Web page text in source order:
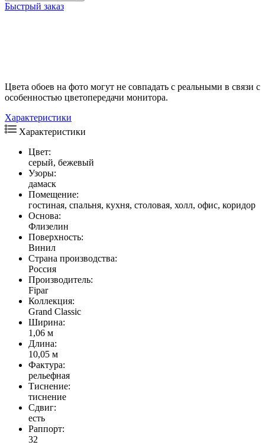
Быстрый заказ
Цвета обоев на фото могут не совпадать с реальными в связи с
особенностью цветопередачи монитора.
Характеристики
Характеристики
Цвет:
серый, бежевый
Узоры:
дамаск
Помещение:
гостиная, спальня, кухня, столовая, холл, офис, коридор
Основа:
Флизелин
Поверхность:
Винил
Страна производства:
Россия
Производитель:
Fipar
Коллекция:
Grand Classic
Ширина:
1,06 м
Длина:
10,05 м
Фактура:
рельефная
Тиcнение:
тиснение
Сдвиг:
есть
Раппорт:
32